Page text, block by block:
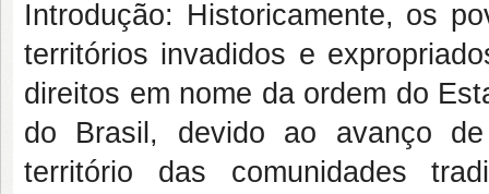
Introdução: Historicamente, os
territórios invadidos e
direitos em nome da ordem do
do Brasil, devido ao avanço de
território das comunidades